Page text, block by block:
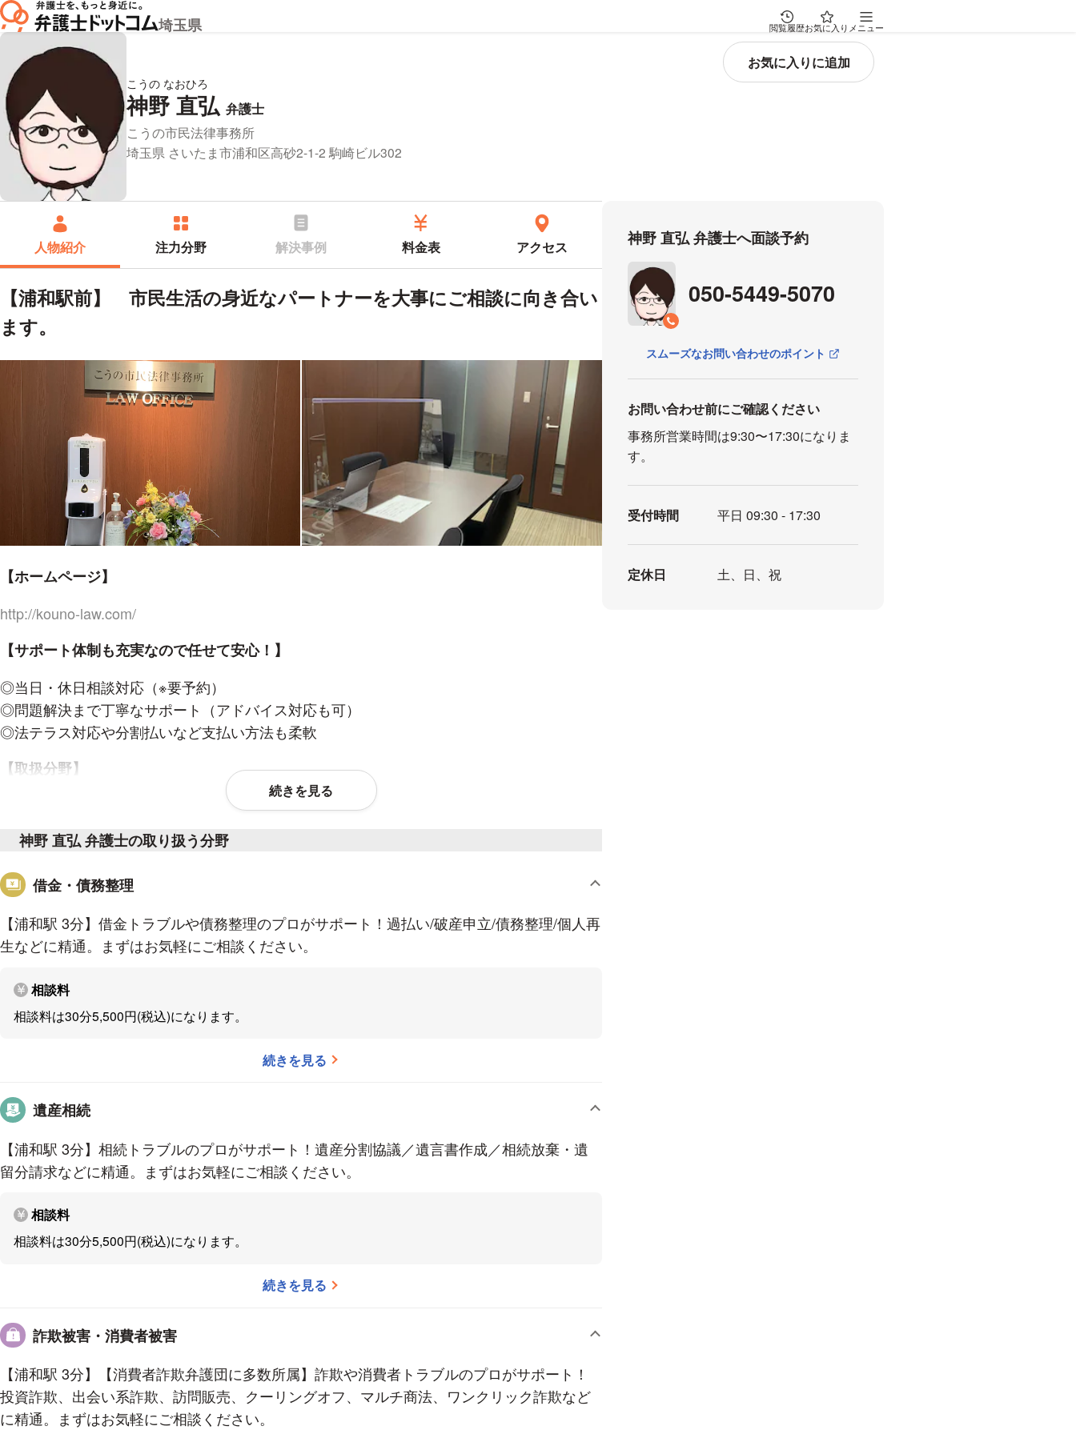
埼玉県 閲覧履歴お気に入り メニュー
こうの なおひろ
神野 直弘 弁護士
所属事務所：
こうの市民法律事務所
所在地：
埼玉県 さいたま市浦和区高砂2-1-2 駒崎ビル302
人物紹介 注力分野 解決事例 料金表 アクセス
【浦和駅前】 市民生活の身近なパートナーを大事にご相談に向き合い
ます。
【ホームページ】
http://kouno-law.com/
【サポート体制も充実なので任せて安心！】
◎当日・休日相談対応（※要予約）
◎問題解決まで丁寧なサポート（アドバイス対応も可）
◎法テラス対応や分割払いなど支払い方法も柔軟
【取扱分野】
消費者被害事件、破産・民事再生事件、交通事故被害事件（被害者事件）、離婚・相続・成
す。
【注力分野】
詐欺被害・消費者被害
・サクラサイト被害
・投資詐欺
・ワンクリック詐欺
・自己破産
・個人再生
・任意整理
・過払い金請求
・遺産分割協議
・遺留分減殺請求
【ご相談の流れ】
・まずはお電話にてお問い合わせ下さい。
・簡単に事案の概要をお聞きします（5分程度）。
・日程調整を行い，面談日時を設定します。
続きを見る
神野 直弘 弁護士の取り扱う分野
借金・債務整理
【浦和駅 3分】借金トラブルや債務整理のプロがサポート！過払い/破産申立/債務整理/個人再
生などに精通。まずはお気軽にご相談ください。
相談料
相談料は30分5,500円(税込)になります。
続きを見る
遺産相続
【浦和駅 3分】相続トラブルのプロがサポート！遺産分割協議／遺言書作成／相続放棄・遺
留分請求などに精通。まずはお気軽にご相談ください。
相談料
相談料は30分5,500円(税込)になります。
続きを見る
詐欺被害・消費者被害
【浦和駅 3分】【消費者詐欺弁護団に多数所属】詐欺や消費者トラブルのプロがサポート！
投資詐欺、出会い系詐欺、訪問販売、クーリングオフ、マルチ商法、ワンクリック詐欺など
に精通。まずはお気軽にご相談ください。
神野 直弘 弁護士へ面談予約
050-5449-5070
スムーズなお問い合わせのポイント
お問い合わせ前にご確認ください
事務所営業時間は9:30〜17:30になりま
す。
受付時間 平日 09:30 - 17:30
定休日 土、日、祝